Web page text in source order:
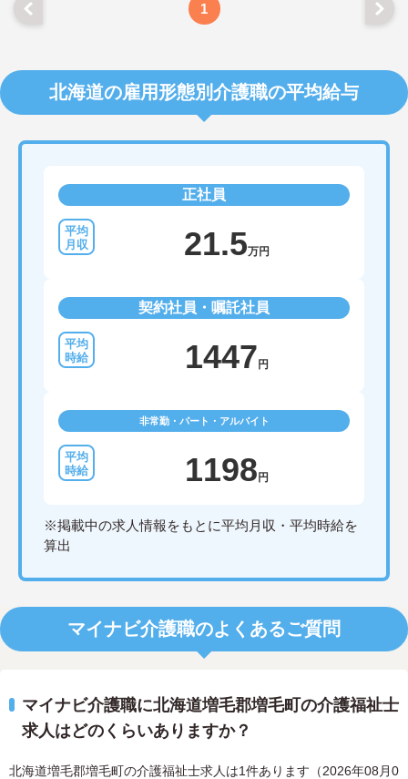
1
北海道の雇用形態別介護職の平均給与
正社員
21.5万円
契約社員・嘱託社員
1447 円
非常勤・パート・アルバイト
1198 円
※掲載中の求人情報をもとに平均月収・平均時給を
算出
マイナビ介護職のよくあるご質問
マイナビ介護職に北海道増毛郡増毛町の介護福祉士
求人はどのくらいありますか？
北海道増毛郡増毛町の介護福祉士求人は1件あります（2026年08月0